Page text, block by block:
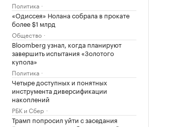
Политика
«Одиссея» Нолана собрала в прокате
более $1 млрд
Общество
Bloomberg узнал, когда планируют
завершить испытания «Золотого
купола»
Политика
Четыре доступных и понятных
инструмента диверсификации
накоплений
РБК и Сбер
Трамп попросил уйти с заседания